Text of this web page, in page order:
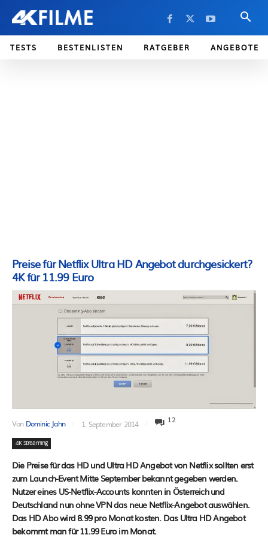
TESTS BESTENLISTEN RATGEBER ANGEBOTE
Preise für Netflix Ultra HD Angebot durchgesickert?
4K für 11.99 Euro
Von Dominic Jahn 1. September 2014 12
4K Streaming
Die Preise für das HD und Ultra HD Angebot von Netflix sollten erst
zum Launch-Event Mitte September bekannt gegeben werden.
Nutzer eines US-Netflix-Accounts konnten in Österreich und
Deutschland nun ohne VPN das neue Netflix-Angebot auswählen.
Das HD Abo wird 8.99 pro Monat kosten. Das Ultra HD Angebot
bekommt man für 11.99 Euro im Monat.